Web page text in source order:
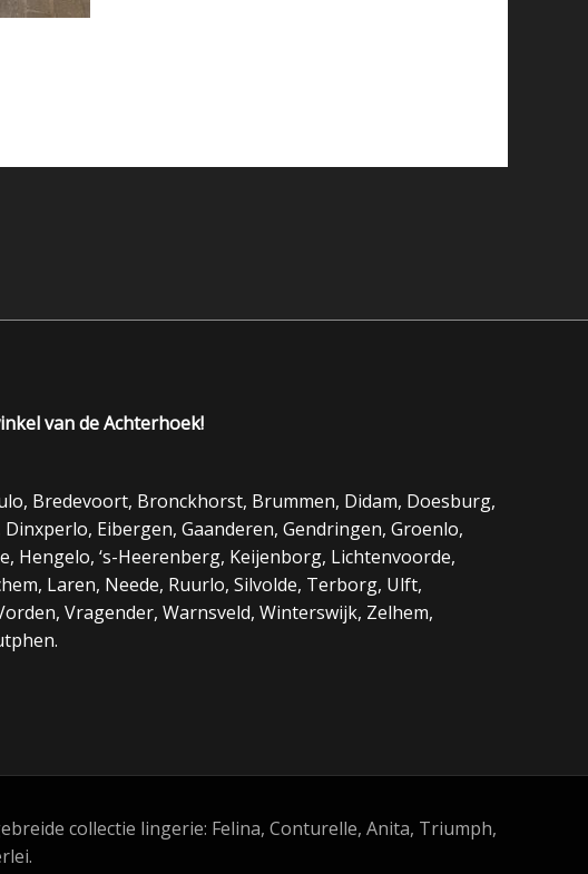
van de Achterhoek!
Bredevoort, Bronckhorst, Brummen, Didam, Doesburg,
Eibergen, Gaanderen, Gendringen, Groenlo,
Hengelo, ‘s-Heerenberg, Keijenborg, Lichtenvoorde,
Laren, Neede, Ruurlo, Silvolde, Terborg, Ulft,
Vragender, Warnsveld, Winterswijk, Zelhem,
collectie lingerie: Felina, Conturelle, Anita, Triumph,